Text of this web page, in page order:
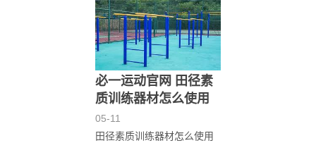
必一运动官网 田径素
质训练器材怎么使用
05-11
田径素质训练器材怎么使用